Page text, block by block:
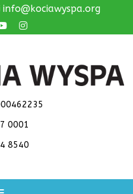
info@kociawyspa.org
0001
8540